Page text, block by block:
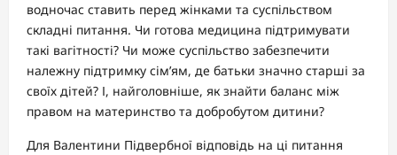
водночас ставить перед жінками та суспільством
складні питання. Чи готова медицина підтримувати
такі вагітності? Чи може суспільство забезпечити
належну підтримку сім’ям, де батьки значно старші за
своїх дітей? І, найголовніше, як знайти баланс між
правом на материнство та добробутом дитини?
Для Валентини Підвербної відповідь на ці питання